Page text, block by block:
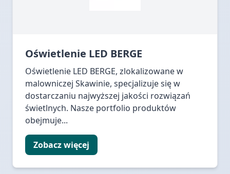
Oświetlenie LED BERGE
Oświetlenie LED BERGE, zlokalizowane w
malowniczej Skawinie, specjalizuje się w
dostarczaniu najwyższej jakości rozwiązań
świetlnych. Nasze portfolio produktów
obejmuje...
Zobacz więcej